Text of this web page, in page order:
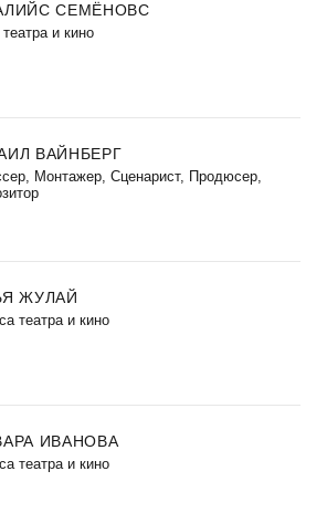
СЕМЁНОВС
и кино
ВАЙНБЕРГ
Монтажер, Сценарист, Продюсер,
ЖУЛАЙ
театра и кино
ИВАНОВА
театра и кино